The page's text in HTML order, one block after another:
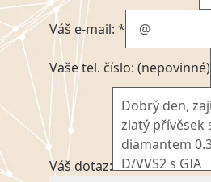
Váš e-mail: *
Vaše tel. číslo: (nepovinné)
Váš dotaz: